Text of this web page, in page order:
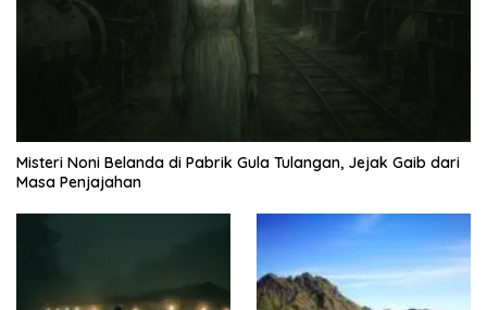
Misteri Noni Belanda di Pabrik Gula Tulangan, Jejak Gaib dari
Masa Penjajahan